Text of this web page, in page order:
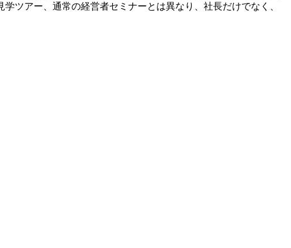
ツアー、通常の経営者セミナーとは異なり、社長だけでなく、